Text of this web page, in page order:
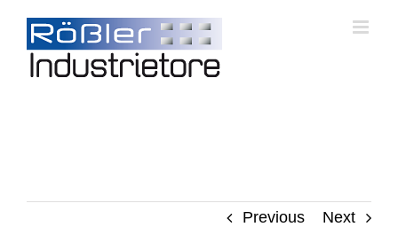
content
Previous Next